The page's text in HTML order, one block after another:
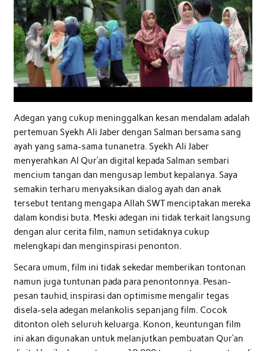
Adegan yang cukup meninggalkan kesan mendalam adalah
pertemuan Syekh Ali Jaber dengan Salman bersama sang
ayah yang sama-sama tunanetra. Syekh Ali Jaber
menyerahkan Al Qur’an digital kepada Salman sembari
mencium tangan dan mengusap lembut kepalanya. Saya
semakin terharu menyaksikan dialog ayah dan anak
tersebut tentang mengapa Allah SWT menciptakan mereka
dalam kondisi buta. Meski adegan ini tidak terkait langsung
dengan alur cerita film, namun setidaknya cukup
melengkapi dan menginspirasi penonton.
Secara umum, film ini tidak sekedar memberikan tontonan
namun juga tuntunan pada para penontonnya. Pesan-
pesan tauhid, inspirasi dan optimisme mengalir tegas
disela-sela adegan melankolis sepanjang film. Cocok
ditonton oleh seluruh keluarga. Konon, keuntungan film
ini akan digunakan untuk melanjutkan pembuatan Qur’an